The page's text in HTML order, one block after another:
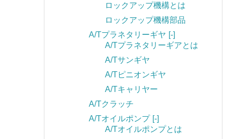
ロックアップ機構とは
ロックアップ機構部品
A/Tプラネタリーギヤ [-]
A/Tプラネタリーギアとは
A/Tサンギヤ
A/Tピニオンギヤ
A/Tキャリヤー
A/Tクラッチ
A/Tオイルポンプ [-]
A/Tオイルポンプとは